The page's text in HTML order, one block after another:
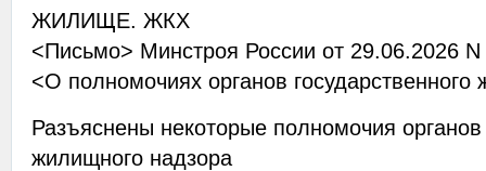
ЖИЛИЩЕ. ЖКХ
<Письмо> Минстроя России от 29.06.2026
<О полномочиях органов
Разъяснены некоторые полномочия органов
жилищного надзора